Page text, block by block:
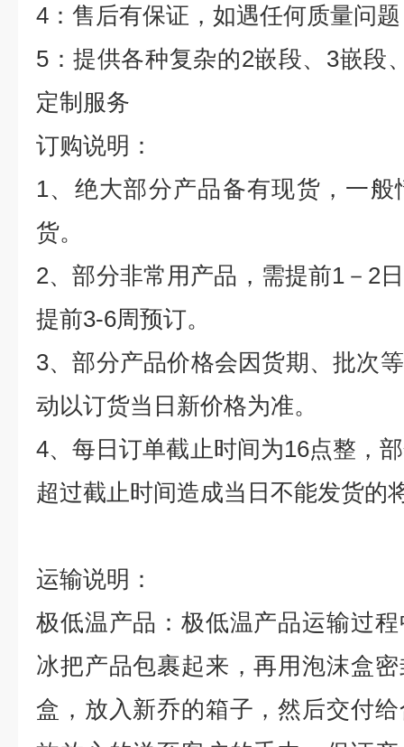
4 ：售后有保证，如遇任何质量问
5 ：提供各种复杂的2嵌段、 3嵌段
定制服务
订购说明：
1、绝大部分产品备有现货，一
货。
2、部分非常用产品，需提前1 － 2
提前3-6周预订。
3、部分产品价格会因货期、批次
动以订货当日新价格为准。
4、每日订单截止时间为16点整，
超过截止时间造成当日不能发货的
运输说明：
极低温产品：极低温产品运输过
冰把产品包裹起来，再用泡沫盒
盒，放入新乔的箱子，然后交付